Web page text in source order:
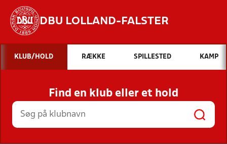
DBU LOLLAND-FALSTER
Hvad vil du søge efter?
INDHOLD OG NYHEDER
STILLINGER, RESULTATER, KLUBBER OG
HOLD
KLUB/HOLD RÆKKE SPILLESTED KAMP
Find en klub eller et hold